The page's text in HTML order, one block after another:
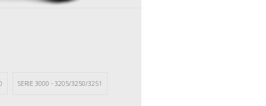
SERIE 3000 - 3205/3250/3251